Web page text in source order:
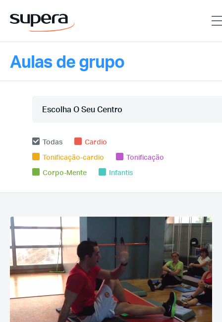
Aulas de grupo
Todas
Cardio
Tonificação-cardio
Tonificação
Corpo-Mente
Infantis